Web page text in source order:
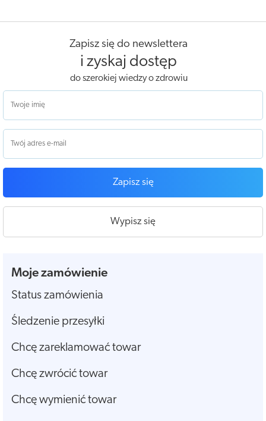
Zapisz się do newslettera
i zyskaj dostęp
do szerokiej wiedzy o zdrowiu
Zapisz się
Wypisz się
Moje zamówienie
Status zamówienia
Śledzenie przesyłki
Chcę zareklamować towar
Chcę zwrócić towar
Chcę wymienić towar